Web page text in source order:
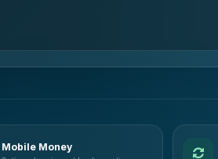
Mobile Money